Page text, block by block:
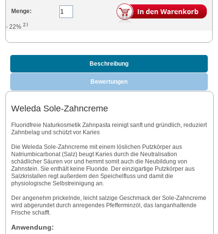
Menge:
- 22%2)
Beschreibung
Bewertungen
Weleda Sole-Zahncreme
Fluoridfreie Naturkosmetik Zahnpasta reinigt sanft und gründlich, reduziert
Zahnbelag und schützt vor Karies
Die Weleda Sole-Zahncreme mit einem löslichen Putzkörper aus
Natriumbicarbonat (Salz) beugt Karies durch die Neutralisation
schädlicher Säuren vor und hemmt somit auch die Neubildung von
Zahnstein. Sie enthält keine Fluoride. Der einzigartige Putzkörper aus
Salzkristallen regt außerdem den Speichelfluss und damit die
physiologische Selbstreinigung an.
Der angenehm prickelnde, leicht salzige Geschmack der Sole-Zahncreme
wird abgerundet durch anregendes Pfefferminzöl, das langanhaltende
Frische schafft.
Anwendung: